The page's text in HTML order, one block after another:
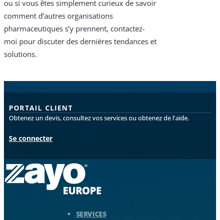
ou si vous êtes simplement curieux de savoir
comment d’autres organisations
pharmaceutiques s’y prennent, contactez-
moi pour discuter des dernières tendances et
solutions.
PORTAIL CLIENT
Obtenez un devis, consultez vos services ou obtenez de l'aide.
Se connecter
SERVICES